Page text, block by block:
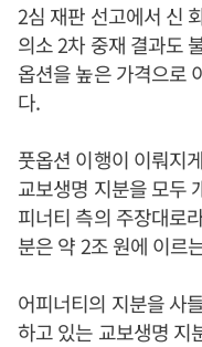
2심 재판 선고에서 신
의소 2차 중재 결과도
옵션을 높은 가격으로
다.
풋옵션 이행이 이뤄지
교보생명 지분을 모두
피너티 측의 주장대로
분은 약 2조 원에 이르
어피너티의 지분을 사
하고 있는 교보생명 지